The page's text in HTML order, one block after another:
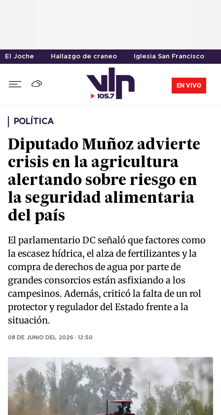
El Joche Hallazgo de craneo Iglesia San Francisco
EN VIVO
POLÍTICA
Diputado Muñoz advierte
crisis en la agricultura
alertando sobre riesgo en
la seguridad alimentaria
del país
El parlamentario DC señaló que factores como
la escasez hídrica, el alza de fertilizantes y la
compra de derechos de agua por parte de
grandes consorcios están asfixiando a los
campesinos. Además, criticó la falta de un rol
protector y regulador del Estado frente a la
situación.
08 DE JUNIO DEL 2026 · 12:50